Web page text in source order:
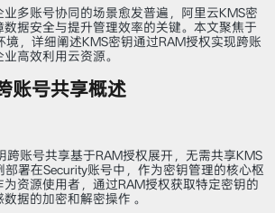
多账号协同的场景愈发普遍，阿里云KMS密
据安全与提升管理效率的关键。本文聚焦于
境，详细阐述KMS密钥通过RAM授权实现跨账
高效利用云资源。
账号共享概述
跨账号共享基于RAM授权展开，无需共享KMS
部署在Security账号中，作为密钥管理的核心枢
资源使用者，通过RAM授权获取特定密钥的
据的加密和解密操作 。